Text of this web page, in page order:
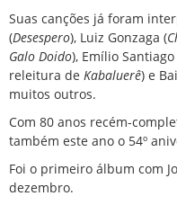
Suas canções já foram
(Desespero), Luiz Gonzaga (
Galo Doido), Emílio Santiago
releitura de Kabaluerê) e
muitos outros.
Com 80 anos recém-
também este ano o 54º
Foi o primeiro álbum com
dezembro.